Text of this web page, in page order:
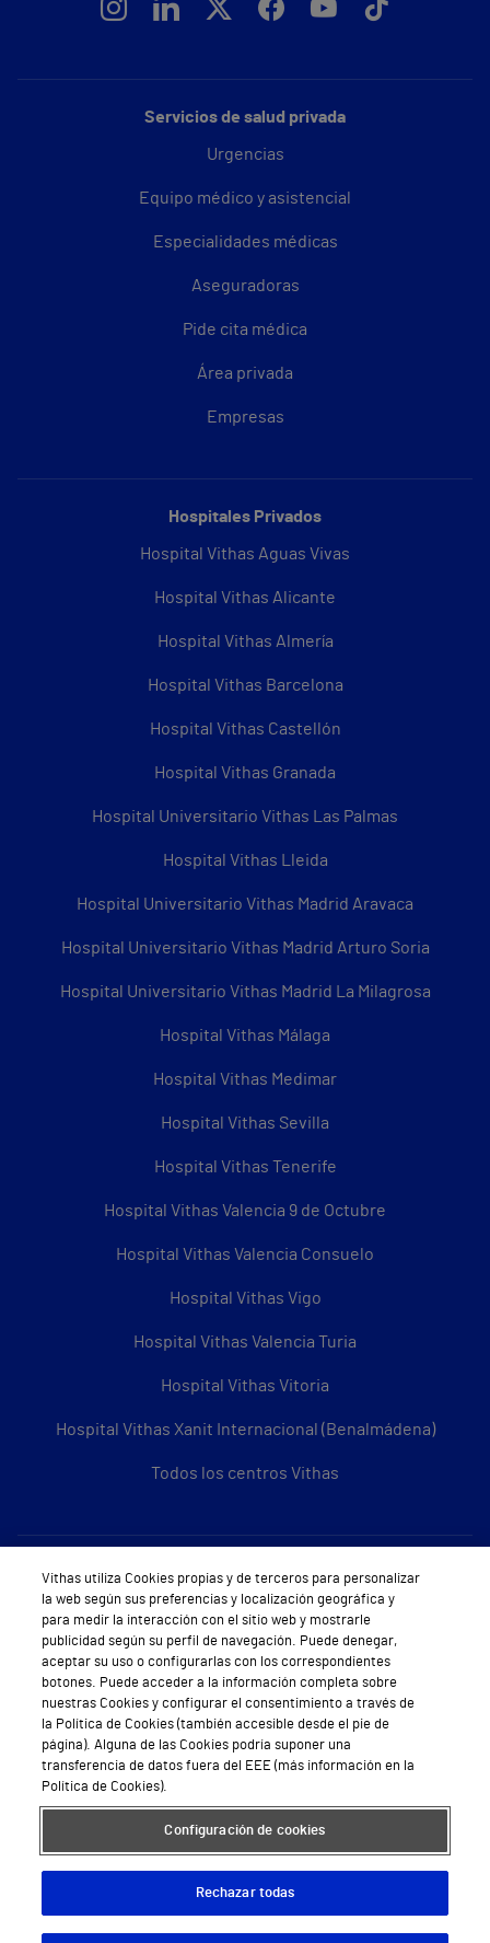
Servicios de salud privada
Urgencias
Equipo médico y asistencial
Especialidades médicas
Aseguradoras
Pide cita médica
Área privada
Empresas
Hospitales Privados
Hospital Vithas Aguas Vivas
Hospital Vithas Alicante
Hospital Vithas Almería
Hospital Vithas Barcelona
Hospital Vithas Castellón
Hospital Vithas Granada
Hospital Universitario Vithas Las Palmas
Hospital Vithas Lleida
Hospital Universitario Vithas Madrid Aravaca
Hospital Universitario Vithas Madrid Arturo Soria
Hospital Universitario Vithas Madrid La Milagrosa
Hospital Vithas Málaga
Hospital Vithas Medimar
Hospital Vithas Sevilla
Hospital Vithas Tenerife
Hospital Vithas Valencia 9 de Octubre
Hospital Vithas Valencia Consuelo
Hospital Vithas Vigo
Hospital Vithas Valencia Turia
Hospital Vithas Vitoria
Hospital Vithas Xanit Internacional (Benalmádena)
Todos los centros Vithas
Sobre Vithas
Quiénes somos
Trabajar en Vithas
Teléfono Cita Médica
Teléfono Atención al Cliente
Política de seguridad y salud en el trabajo
Conoce a Supervita
Aviso Legal Política de cookies Política de privacidad Mapa web Protección de datos
Vithas utiliza Cookies propias y de terceros para personalizar
la web según sus preferencias y localización geográfica y
para medir la interacción con el sitio web y mostrarle
publicidad según su perfil de navegación. Puede denegar,
aceptar su uso o configurarlas con los correspondientes
botones. Puede acceder a la información completa sobre
nuestras Cookies y configurar el consentimiento a través de
la Política de Cookies (también accesible desde el pie de
página). Alguna de las Cookies podría suponer una
transferencia de datos fuera del EEE (más información en la
Política de Cookies).
Configuración de cookies
Rechazar todas